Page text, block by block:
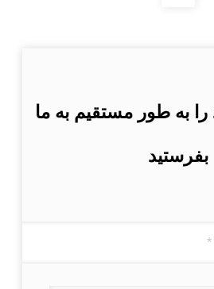
به طور مستقیم به ما
بفرستید